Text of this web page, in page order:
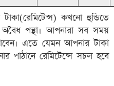
কখনো হুন্ডিতে
অবৈধ পন্থা। আপনারা সব সময়
এতে যেমন আপনার টাকা
পাঠানে রেমিটেন্সে সচল হবে